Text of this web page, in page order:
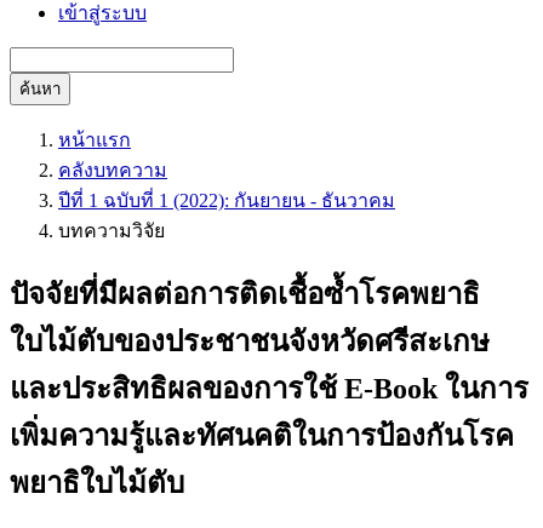
เข้าสู่ระบบ
ค้นหา
หน้าแรก
คลังบทความ
ปีที่ 1 ฉบับที่ 1 (2022): กันยายน - ธันวาคม
บทความวิจัย
ปัจจัยที่มีผลต่อการติดเชื้อซ้ำโรคพยาธิ
ใบไม้ตับของประชาชนจังหวัดศรีสะเกษ
และประสิทธิผลของการใช้ E-Book ในการ
เพิ่มความรู้และทัศนคติในการป้องกันโรค
พยาธิใบไม้ตับ